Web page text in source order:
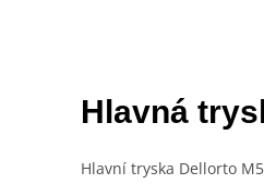
Hlavná
Hlavní tryska Dellorto